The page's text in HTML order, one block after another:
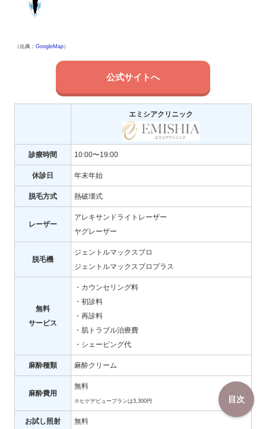
（出典： GoogleMap）
公式サイトへ
エミシアクリニック
診療時間 10:00〜19:00
休診日 年末年始
脱毛方式 熱破壊式
レーザー
アレキサンドライトレーザー
ヤグレーザー
脱毛機
ジェントルマックスプロ
ジェントルマックスプロプラス
無料
サービス
・カウンセリング料
・初診料
・再診料
・肌トラブル治療費
・シェービング代
麻酔種類 麻酔クリーム
麻酔費用
無料
※ヒゲデビュープランは3,300円
お試し照射 無料
目次